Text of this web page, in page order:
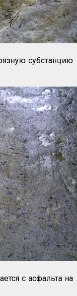
субстанцию
с асфальта на